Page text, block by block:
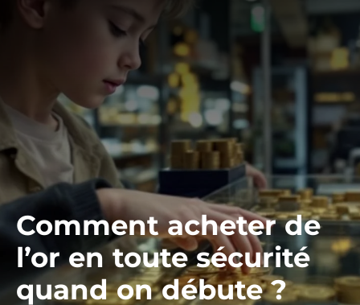
Comment acheter de
l’or en toute sécurité
quand on débute ?